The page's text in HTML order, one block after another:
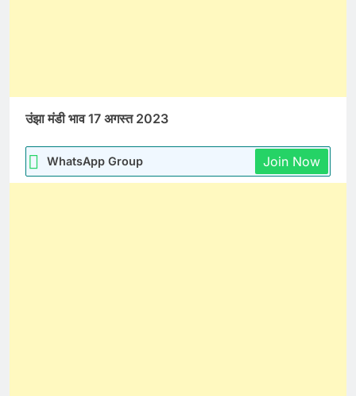
उंझा मंडी भाव 17 अगस्त 2023
WhatsApp Group Join Now